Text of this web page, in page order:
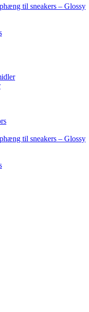
til sneakers – Glossy
til sneakers – Glossy